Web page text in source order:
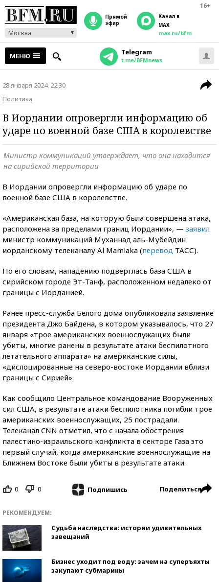
16+
Москва
прямой
эфир
Канал в
MAX
max.ru/bfm
МЕНЮ Telegram
t.me/BFMnews
28 января 2024, 22:30
Политика
В Иордании опровергли информацию об
ударе по военной базе США в королевстве
Министр коммуникаций утверждает, что она находится
на сирийской территории
В Иордании опровергли информацию об ударе по
военной базе США в королевстве.
«Американская база, на которую была совершена атака,
расположена за пределами границ Иордании», — заявил
министр коммуникаций Муханнад аль-Мубейдин
иорданскому телеканалу Al Mamlaka (перевод ТАСС).
По его словам, нападению подверглась база США в
сирийском городе Эт-Танф, расположенном недалеко от
границы с Иорданией.
Ранее пресс-служба Белого дома опубликовала заявление
президента Джо Байдена, в котором указывалось, что 27
января «трое американских военнослужащих были
убиты, многие ранены в результате атаки беспилотного
летательного аппарата» на американские силы,
«дислоцированные на северо-востоке Иордании вблизи
границы с Сирией».
Как сообщило Центральное командование Вооруженных
сил США, в результате атаки беспилотника погибли трое
американских военнослужащих, 25 пострадали.
Телеканал CNN отметил, что с начала обострения
палестино-израильского конфликта в секторе Газа это
первый случай, когда американские военнослужащие на
Ближнем Востоке были убиты в результате атаки.
0 0 Подпишись Поделиться
РЕКОМЕНДУЕМ:
Судьба наследства: истории удивительных
завещаний
Бизнес уходит под воду: зачем на суперъяхты
закупают субмарины